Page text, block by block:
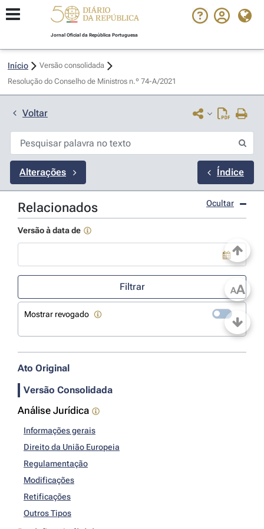
Jornal Oficial da República Portuguesa
Início
Versão consolidada
Resolução do Conselho de Ministros n.º 74-A/2021
Voltar
Alterações Índice
Relacionados Ocultar
Versão à data de
Filtrar
Mostrar revogado
Ato Original
Versão Consolidada
Análise Jurídica
Informações gerais
Direito da União Europeia
Regulamentação
Modificações
Retificações
Outros Tipos
AA